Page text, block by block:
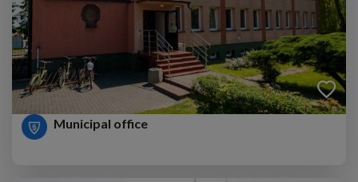
Municipal office